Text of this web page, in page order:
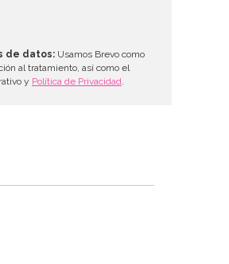
de datos: Usamos Brevo como
al tratamiento, así como el
y Política de Privacidad